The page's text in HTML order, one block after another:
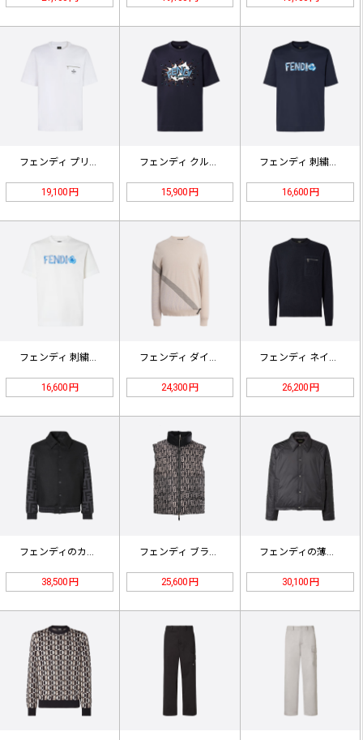
フェンディ プリントポケット 半袖T…
19,100 円
フェンディ クルーネック 半袖
15,900 円
フェンディ 刺繍フローラル 半袖 ブ…
16,600 円
フェンディ 刺繍入りフローラル半袖ホ…
16,600 円 24,300 円 26,200 円
フェンディのカシミア ジップアップ …
38,500 円
フェンディ ブラック＆ホワイト FF…
25,600 円
フェンディの薄手コットンジャケット
30,100 円